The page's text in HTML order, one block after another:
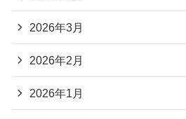
2026年3月
2026年2月
2026年1月